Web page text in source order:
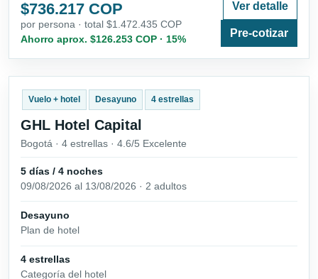
$736.217 COP
por persona · total $1.472.435 COP
Ahorro aprox. $126.253 COP · 15%
Ver detalle
Pre-cotizar
Vuelo + hotel Desayuno 4 estrellas
GHL Hotel Capital
Bogotá · 4 estrellas · 4.6/5 Excelente
5 días / 4 noches
09/08/2026 al 13/08/2026 · 2 adultos
Desayuno
Plan de hotel
4 estrellas
Categoría del hotel